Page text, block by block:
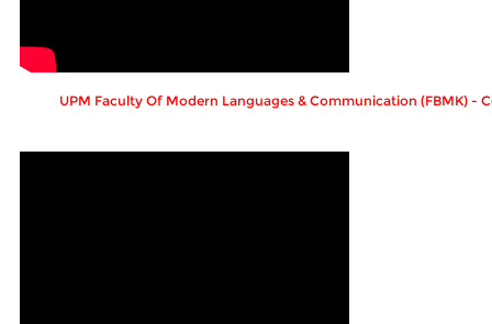
UPM Faculty Of Modern Languages & Communication (FBMK) -